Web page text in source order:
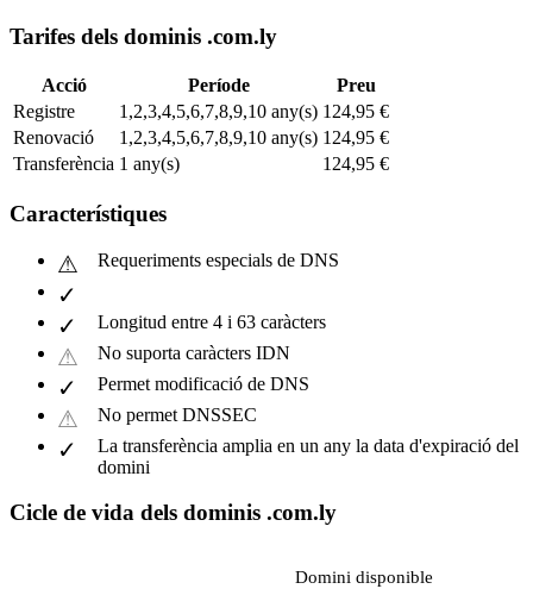
Tarifes dels dominis .com.ly
Acció Període
Preu
Registre
1,2,3,4,5,6,7,8,9,10 any(s) 124,95 €
Renovació
1,2,3,4,5,6,7,8,9,10 any(s) 124,95 €
Transferència 1 any(s) 124,95 €
Característiques
Requeriments especials de DNS
Longitud entre 4 i 63 caràcters
No suporta caràcters IDN
Permet modificació de DNS
No permet DNSSEC
La transferència amplia en un any la data d'expiració del
domini
Cicle de vida dels dominis .com.ly
Domini disponible